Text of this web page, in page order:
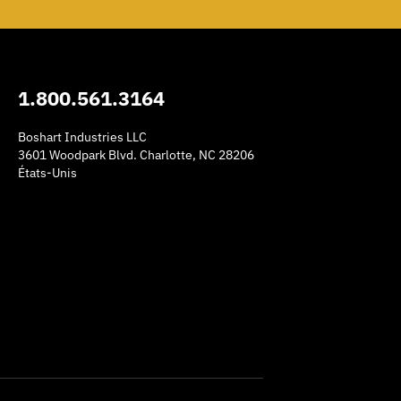
1.800.561.3164
Boshart Industries LLC
3601 Woodpark Blvd. Charlotte, NC 28206
États-Unis